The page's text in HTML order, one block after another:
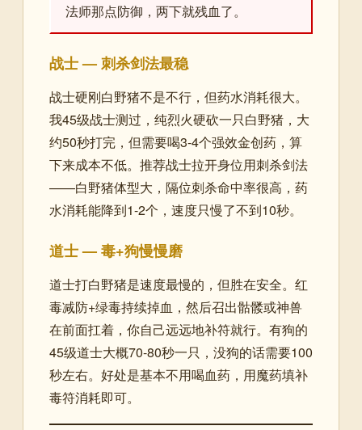
法师那点防御，两下就残血了。
战士 — 刺杀剑法最稳
战士硬刚白野猪不是不行，但药水消耗很大。
我45级战士测过，纯烈火硬砍一只白野猪，大
约50秒打完，但需要喝3-4个强效金创药，算
下来成本不低。推荐战士拉开身位用刺杀剑法
——白野猪体型大，隔位刺杀命中率很高，药
水消耗能降到1-2个，速度只慢了不到10秒。
道士 — 毒+狗慢慢磨
道士打白野猪是速度最慢的，但胜在安全。红
毒减防+绿毒持续掉血，然后召出骷髅或神兽
在前面扛着，你自己远远地补符就行。有狗的
45级道士大概70-80秒一只，没狗的话需要100
秒左右。好处是基本不用喝血药，用魔药填补
毒符消耗即可。